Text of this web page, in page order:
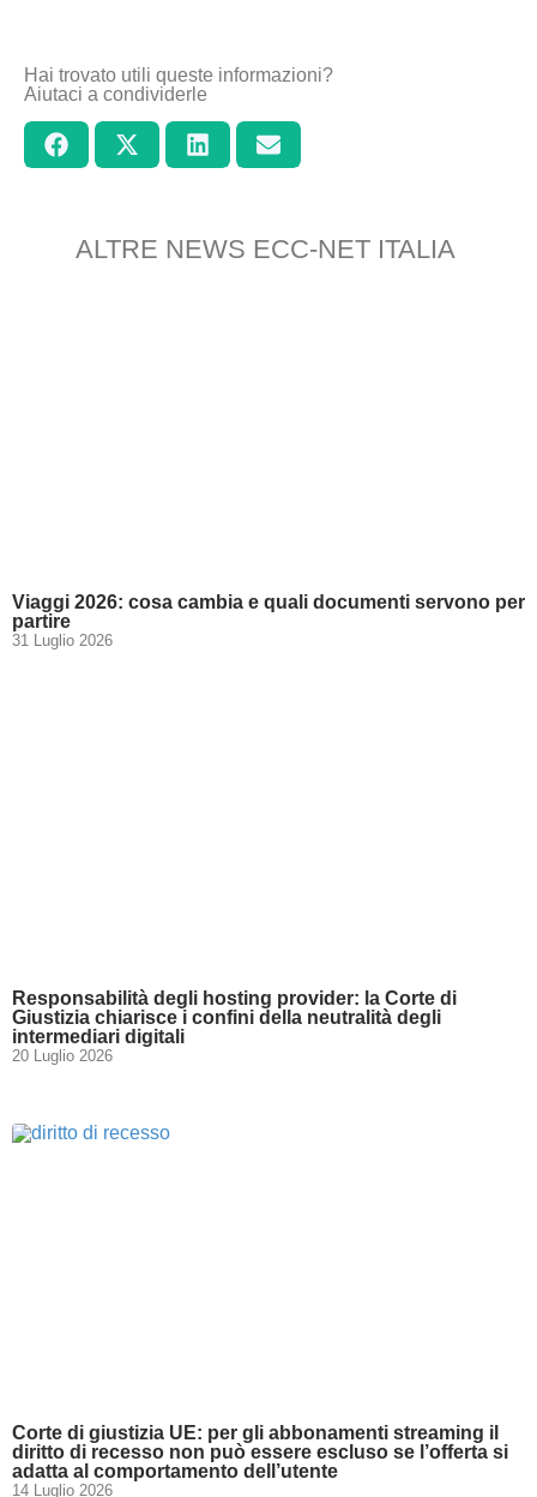
Hai trovato utili queste informazioni?
Aiutaci a condividerle
ALTRE NEWS ECC-NET ITALIA
Viaggi 2026: cosa cambia e quali documenti servono per
partire
31 Luglio 2026
Responsabilità degli hosting provider: la Corte di
Giustizia chiarisce i confini della neutralità degli
intermediari digitali
20 Luglio 2026
Corte di giustizia UE: per gli abbonamenti streaming il
diritto di recesso non può essere escluso se l’offerta si
adatta al comportamento dell’utente
14 Luglio 2026